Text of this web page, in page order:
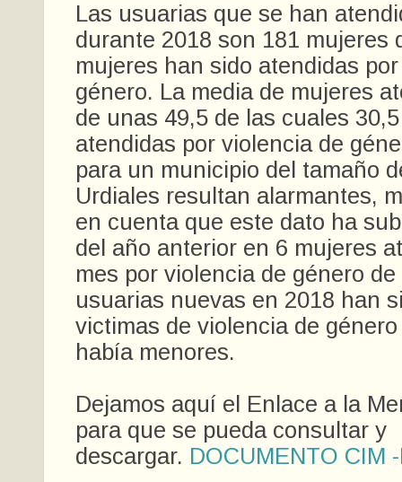
Las usuarias que se han
durante 2018 son 181 mujeres
mujeres han sido atendidas
género. La media de mujeres
de unas 49,5 de las cuales
atendidas por violencia de
para un municipio del tamaño
Urdiales resultan alarmantes,
en cuenta que este dato ha
del año anterior en 6 mujeres
mes por violencia de género
usuarias nuevas en 2018 han
victimas de violencia de
había menores.
Dejamos aquí el Enlace a la
para que se pueda consultar y
descargar. DOCUMENTO CIM